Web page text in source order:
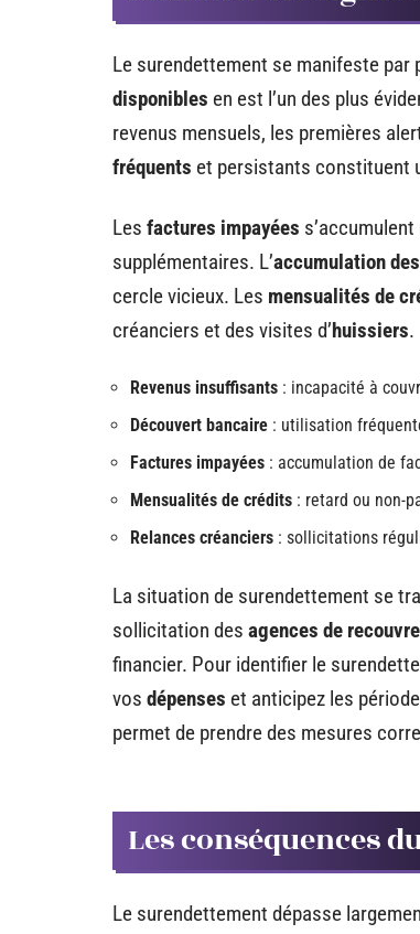
Le surendettement se manifeste
disponibles en est l’un des plus
revenus mensuels, les premières
fréquents et persistants constituent
Les factures impayées
supplémentaires. L’accumulation
cercle vicieux. Les mensualités de
créanciers et des visites d’huissiers.
Revenus insuffisants : incapacité à
Découvert bancaire : utilisation
Factures impayées : accumulation de
Mensualités de crédits : retard ou non-
Relances créanciers : sollicitations
La situation de surendettement se
sollicitation des agences de
financier. Pour identifier le
vos dépenses et anticipez les
permet de prendre des mesures
Les conséquences
Le surendettement dépasse